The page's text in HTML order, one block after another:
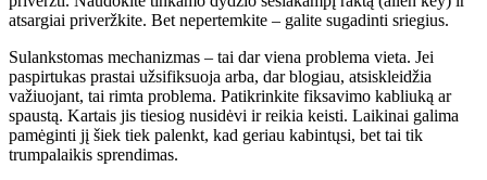
atsargiai priveržkite. Bet nepertemkite – galite sugadinti sriegius.
Sulankstomas mechanizmas – tai dar viena problema vieta. Jei
paspirtukas prastai užsifiksuoja arba, dar blogiau, atsiskleidžia
važiuojant, tai rimta problema. Patikrinkite fiksavimo kabliuką ar
spaustą. Kartais jis tiesiog nusidėvi ir reikia keisti. Laikinai galima
pamėginti jį šiek tiek palenkt, kad geriau kabintųsi, bet tai tik
trumpalaikis sprendimas.